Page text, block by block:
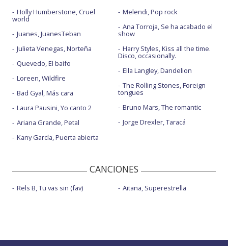
Holly Humberstone, Cruel
world
Juanes, JuanesTeban
Julieta Venegas, Norteña
Quevedo, El baifo
Loreen, Wildfire
Bad Gyal, Más cara
Laura Pausini, Yo canto 2
Ariana Grande, Petal
Kany García, Puerta abierta
Melendi, Pop rock
Ana Torroja, Se ha acabado el
show
Harry Styles, Kiss all the time.
Disco, occasionally.
Ella Langley, Dandelion
The Rolling Stones, Foreign
tongues
Bruno Mars, The romantic
Jorge Drexler, Taracá
CANCIONES
Rels B, Tu vas sin (fav) Aitana, Superestrella